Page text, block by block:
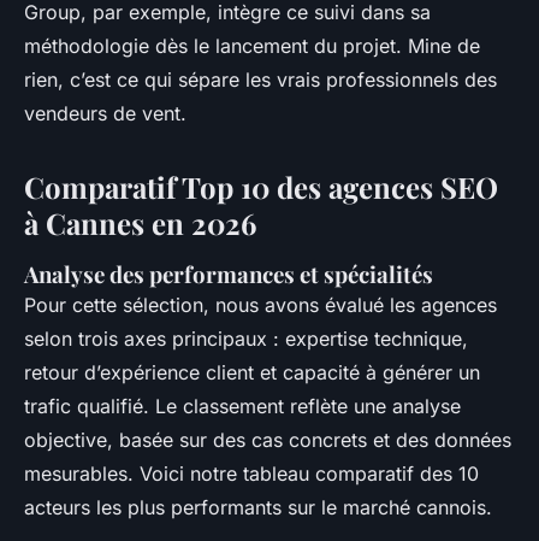
Group, par exemple, intègre ce suivi dans sa
méthodologie dès le lancement du projet. Mine de
rien, c’est ce qui sépare les vrais professionnels des
vendeurs de vent.
Comparatif Top 10 des agences SEO
à Cannes en 2026
Analyse des performances et spécialités
Pour cette sélection, nous avons évalué les agences
selon trois axes principaux : expertise technique,
retour d’expérience client et capacité à générer un
trafic qualifié. Le classement reflète une analyse
objective, basée sur des cas concrets et des données
mesurables. Voici notre tableau comparatif des 10
acteurs les plus performants sur le marché cannois.